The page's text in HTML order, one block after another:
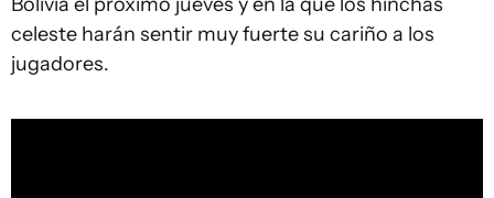
celeste harán sentir muy fuerte su cariño a los
jugadores.